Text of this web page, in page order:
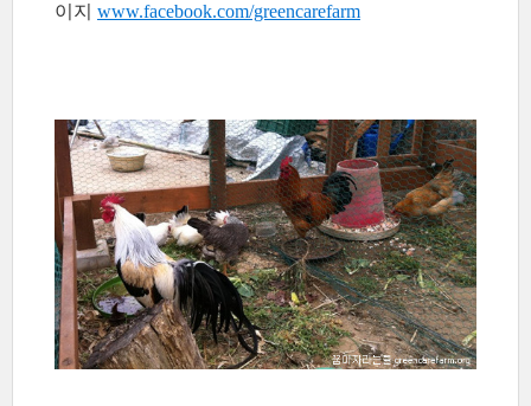
이지 www.facebook.com/greencarefarm